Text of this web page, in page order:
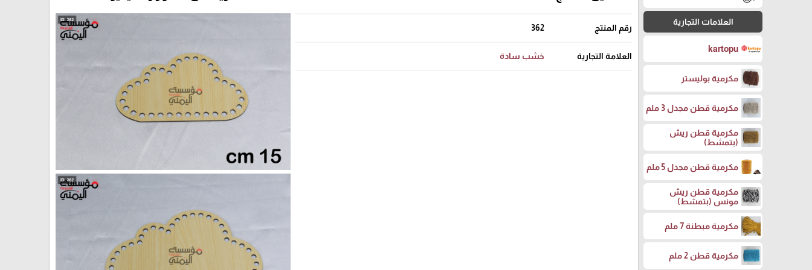
العلامات التجارية
kartopu
مكرمية بوليستر
مكرمية قطن مجدل 3 ملم
مكرمية قطن ريش
(بتمشط)
مكرمية قطن مجدل 5 ملم
مكرمية قطن ريش
مونس (بتمشط)
مكرمية مبطنة 7 ملم
مكرمية قطن 2 ملم
رقم المنتج 362
العلامة التجارية خشب سادة